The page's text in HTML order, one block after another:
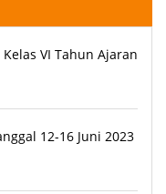
VI Tahun Ajaran
12-16 Juni 2023